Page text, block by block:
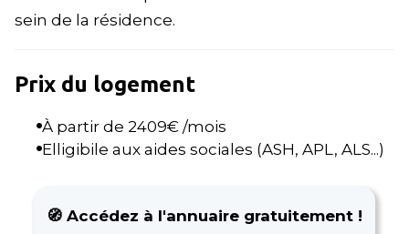
sein de la résidence.
Prix du logement
À partir de 2409€ /mois
Elligibile aux aides sociales (ASH, APL, ALS...)
🧭 Accédez à l'annuaire gratuitement !